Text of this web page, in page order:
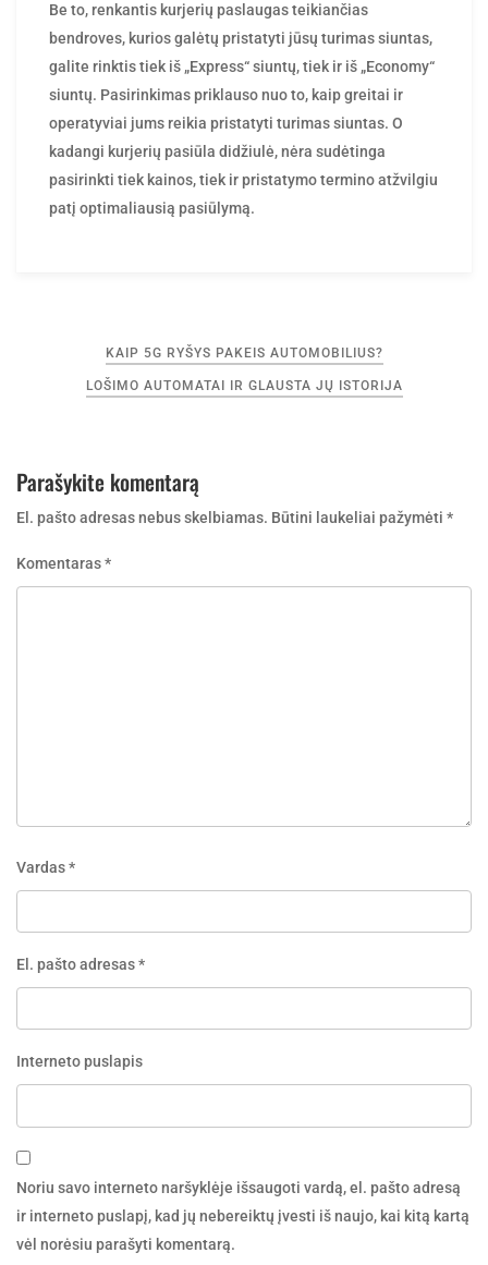
Be to, renkantis kurjerių paslaugas teikiančias
bendroves, kurios galėtų pristatyti jūsų turimas siuntas,
galite rinktis tiek iš „Express“ siuntų, tiek ir iš „Economy“
siuntų. Pasirinkimas priklauso nuo to, kaip greitai ir
operatyviai jums reikia pristatyti turimas siuntas. O
kadangi kurjerių pasiūla didžiulė, nėra sudėtinga
pasirinkti tiek kainos, tiek ir pristatymo termino atžvilgiu
patį optimaliausią pasiūlymą.
NavigacijaKAIP 5G RYŠYS PAKEIS AUTOMOBILIUS?
LOŠIMO AUTOMATAI IR GLAUSTA JŲ ISTORIJA
Parašykite komentarą
El. pašto adresas nebus skelbiamas. Būtini laukeliai pažymėti *
Komentaras*
Vardas*
El. pašto adresas*
Interneto puslapis
Noriu savo interneto naršyklėje išsaugoti vardą, el. pašto adresą
ir interneto puslapį, kad jų nebereiktų įvesti iš naujo, kai kitą kartą
vėl norėsiu parašyti komentarą.